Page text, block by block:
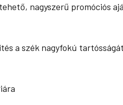
nagyszerű promóciós
a szék nagyfokú